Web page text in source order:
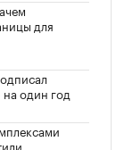
для
на один год